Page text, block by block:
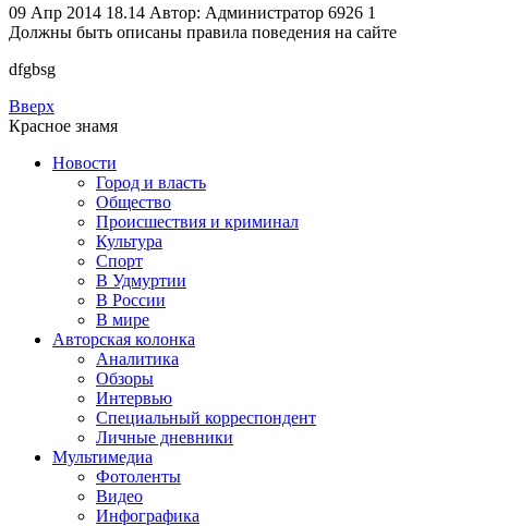
09 Апр 2014 18.14 Автор: Администратор 6926 1
Должны быть описаны правила поведения на сайте
dfgbsg
Вверх
Красное знамя
Новости
Город и власть
Общество
Происшествия и криминал
Культура
Спорт
В Удмуртии
В России
В мире
Авторская колонка
Аналитика
Обзоры
Интервью
Специальный корреспондент
Личные дневники
Мультимедиа
Фотоленты
Видео
Инфографика